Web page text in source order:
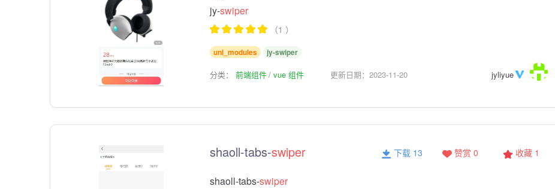
jy-swiper
（1 ）
uni_modules jy-swiper
分类： 前端组件 vue 组件 更新日期：2023-11-20 jyliyue
shaoll-tabs-swiper 收藏 1
赞赏 0
下载 13
shaoll-tabs-swiper